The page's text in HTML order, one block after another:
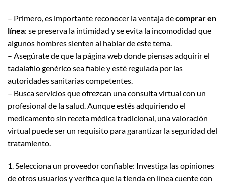
– Primero, es importante reconocer la ventaja decomprar en
línea: se preserva la intimidad y se evita la incomodidad que
algunos hombres sienten al hablar de este tema.
– Asegúrate de que la página web donde piensas adquirir el
tadalafilo genérico sea fiable y esté regulada por las
autoridades sanitarias competentes.
– Busca servicios que ofrezcan una consulta virtual con un
profesional de la salud. Aunque estés adquiriendo el
medicamento sin receta médica tradicional, una valoración
virtual puede ser un requisito para garantizar la seguridad del
tratamiento.
1. Selecciona un proveedor confiable: Investiga las opiniones
de otros usuarios y verifica que la tienda en línea cuente con